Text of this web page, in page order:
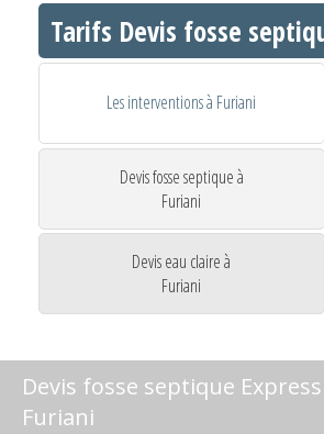
Tarifs Devis fosse
Les interventions à Furiani
Devis fosse septique à
Furiani
Devis eau claire à
Furiani
Devis fosse septique Express
Furiani